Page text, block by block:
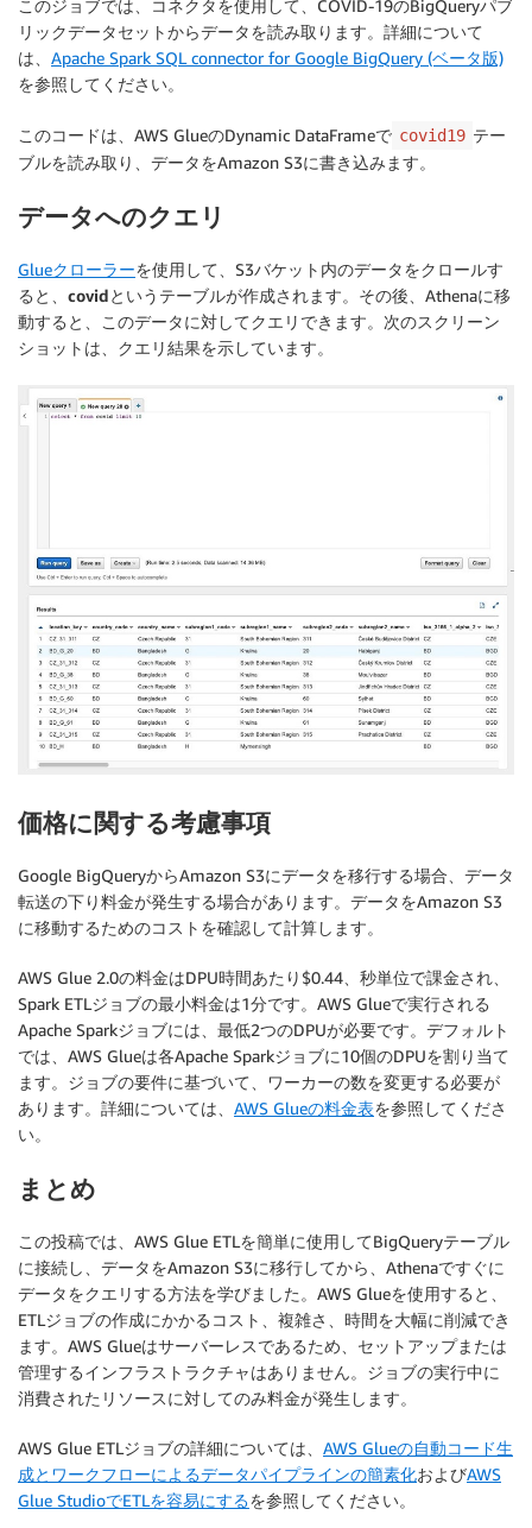
このジョブでは、コネクタを使用して、COVID-19のBigQueryパブ
リックデータセットからデータを読み取ります。詳細について
は、 Apache Spark SQL connector for Google BigQuery (ベータ版)
を参照してください。
このコードは、AWS GlueのDynamic DataFrameで covid19 テー
ブルを読み取り、データをAmazon S3に書き込みます。
データへのクエリ
Glueクローラーを使用して、S3バケット内のデータをクロールす
ると、 covidというテーブルが作成されます。その後、Athenaに移
動すると、このデータに対してクエリできます。次のスクリーン
ショットは、クエリ結果を示しています。
価格に関する考慮事項
Google BigQueryからAmazon S3にデータを移行する場合、データ
転送の下り料金が発生する場合があります。データをAmazon S3
に移動するためのコストを確認して計算します。
AWS Glue 2.0の料金はDPU時間あたり$0.44、秒単位で課金され、
Spark ETLジョブの最小料金は1分です。AWS Glueで実行される
Apache Sparkジョブには、最低2つのDPUが必要です。デフォルト
では、AWS Glueは各Apache Sparkジョブに10個のDPUを割り当て
ます。ジョブの要件に基づいて、ワーカーの数を変更する必要が
あります。詳細については、 AWS Glueの料金表を参照してくださ
い。
まとめ
この投稿では、AWS Glue ETLを簡単に使用してBigQueryテーブル
に接続し、データをAmazon S3に移行してから、Athenaですぐに
データをクエリする方法を学びました。AWS Glueを使用すると、
ETLジョブの作成にかかるコスト、複雑さ、時間を大幅に削減でき
ます。AWS Glueはサーバーレスであるため、セットアップまたは
管理するインフラストラクチャはありません。ジョブの実行中に
消費されたリソースに対してのみ料金が発生します。
AWS Glue ETLジョブの詳細については、 AWS Glueの自動コード生
成とワークフローによるデータパイプラインの簡素化およびAWS
Glue StudioでETLを容易にするを参照してください。